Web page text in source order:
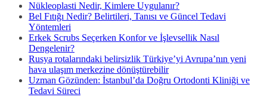
Nükleoplasti Nedir, Kimlere Uygulanır?
Bel Fıtığı Nedir? Belirtileri, Tanısı ve Güncel Tedavi
Yöntemleri
Erkek Scrubs Seçerken Konfor ve İşlevsellik Nasıl
Dengelenir?
Rusya rotalarındaki belirsizlik Türkiye’yi Avrupa’nın yeni
hava ulaşım merkezine dönüştürebilir
Uzman Gözünden: İstanbul’da Doğru Ortodonti Kliniği ve
Tedavi Süreci